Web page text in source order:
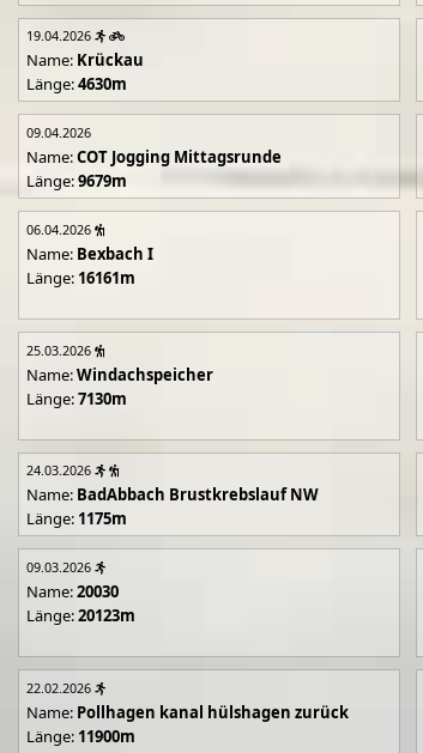
19.04.2026
Name: Krückau
Länge:4630m
09.04.2026
Name:COT Jogging Mittagsrunde
Länge:9679m
06.04.2026
Name: Bexbach I
Länge: 16161m
25.03.2026
Name:Windachspeicher
Länge:7130m
24.03.2026
Name: BadAbbach Brustkrebslauf NW
Länge: 1175m
09.03.2026
Name:20030
Länge:20123m
22.02.2026
Name: Pollhagen kanal hülshagen zurück
Länge: 11900m